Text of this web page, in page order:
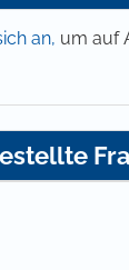
an, um auf